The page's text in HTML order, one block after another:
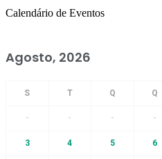
Calendário de Eventos
Agosto, 2026
- - - -
3 4 5 6